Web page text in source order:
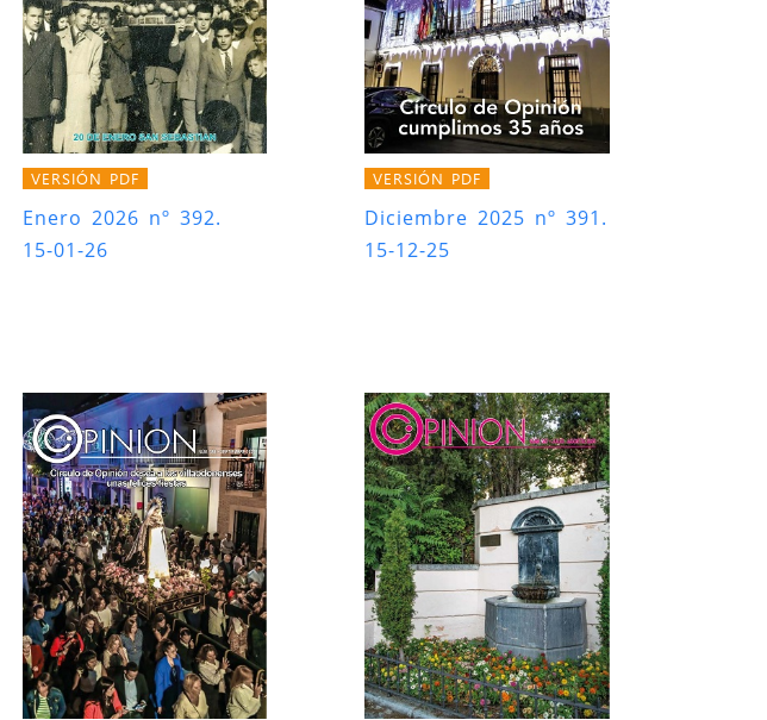
VERSIÓN PDF
Enero 2026 nº 392.
15-01-26
VERSIÓN PDF
Diciembre 2025 nº 391.
15-12-25